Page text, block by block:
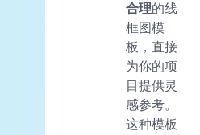
合理的线
框图模
板，直接
为你的项
目提供灵
感参考。
这种模板